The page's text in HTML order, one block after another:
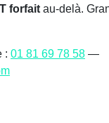
forfait au-delà.
: 01 81 69 78 58 —